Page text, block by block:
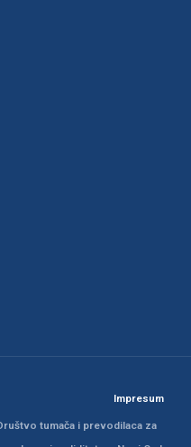
Impresum
tumača i prevodilaca za